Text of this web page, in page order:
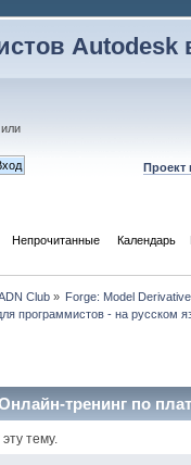
Autodesk
или
Проект
Непрочитанные Календарь
Club» Forge: Model
программистов - на русском
тренинг по
(Прочитано 27418
тему.